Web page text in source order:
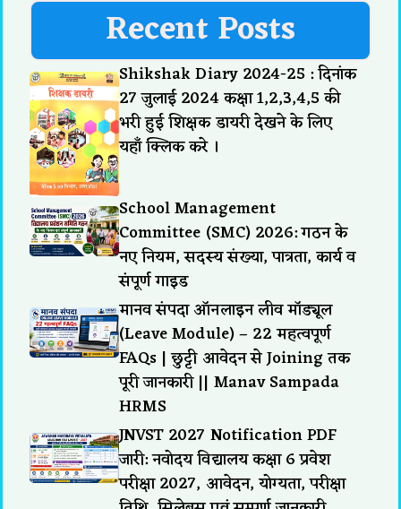
Recent Posts
Shikshak Diary 2024-25 : दिनांक
27 जुलाई 2024 कक्षा 1,2,3,4,5 की
भरी हुई शिक्षक डायरी देखने के लिए
यहाँ क्लिक करे ।
School Management
Committee (SMC) 2026: गठन के
नए नियम, सदस्य संख्या, पात्रता, कार्य व
संपूर्ण गाइड
मानव संपदा ऑनलाइन लीव मॉड्यूल
(Leave Module) – 22 महत्वपूर्ण
FAQs | छुट्टी आवेदन से Joining तक
पूरी जानकारी || Manav Sampada
HRMS
JNVST 2027 Notification PDF
जारी: नवोदय विद्यालय कक्षा 6 प्रवेश
परीक्षा 2027, आवेदन, योग्यता, परीक्षा